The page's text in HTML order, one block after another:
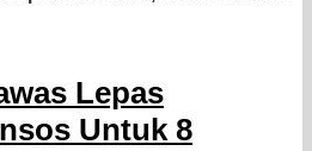
Lepas
Untuk 8